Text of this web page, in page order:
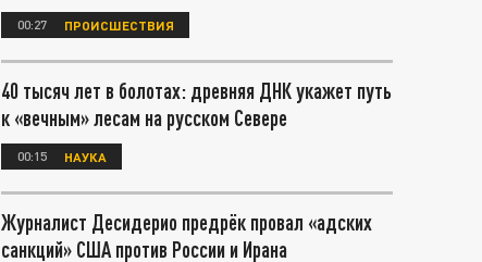
00:27 ПРОИСШЕСТВИЯ
40 тысяч лет в болотах: древняя ДНК укажет путь
к «вечным» лесам на русском Севере
00:15 НАУКА
Журналист Десидерио предрёк провал «адских
санкций» США против России и Ирана